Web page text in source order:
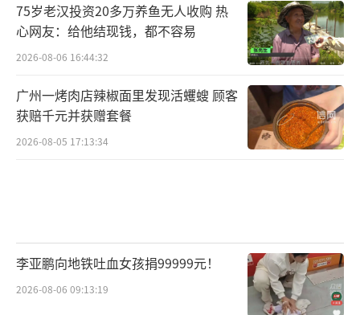
75岁老汉投资20多万养鱼无人收购 热
心网友：给他结现钱，都不容易
2026-08-06 16:44:32
广州一烤肉店辣椒面里发现活蠼螋 顾客
获赔千元并获赠套餐
2026-08-05 17:13:34
李亚鹏向地铁吐血女孩捐99999元！
2026-08-06 09:13:19